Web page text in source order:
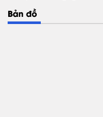
Bản đồ